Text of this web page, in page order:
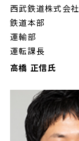
西武鉄道株式会社
鉄道本部
運輸部
運転課長
高橋 正信氏